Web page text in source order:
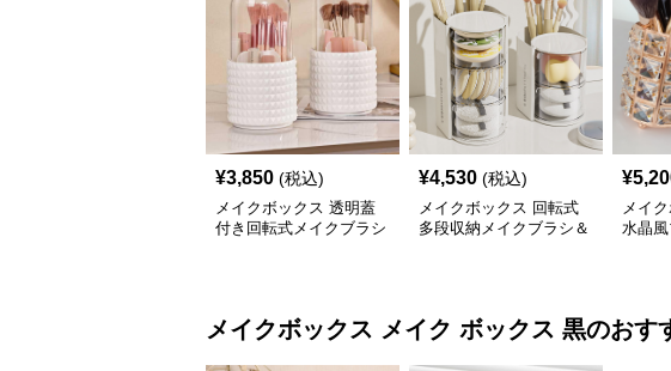
¥3,850 (税込)
メイクボックス 透明蓋
付き回転式メイクブラシ
¥4,530 (税込)
メイクボックス 回転式
多段収納メイクブラシ＆
¥
メイ
水晶
メイクボックス メイク ボックス 黒のおす